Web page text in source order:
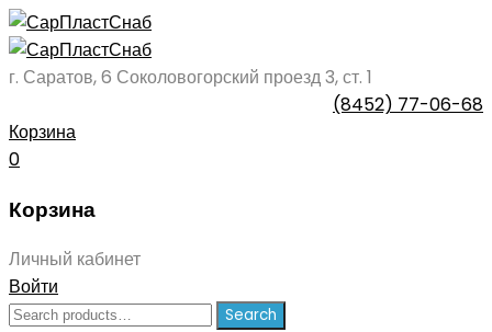
г. Саратов, 6 Соколовогорский проезд 3, ст. 1
(8452) 77-06-68
Корзина
0
Корзина
Личный кабинет
Войти
Search
Search